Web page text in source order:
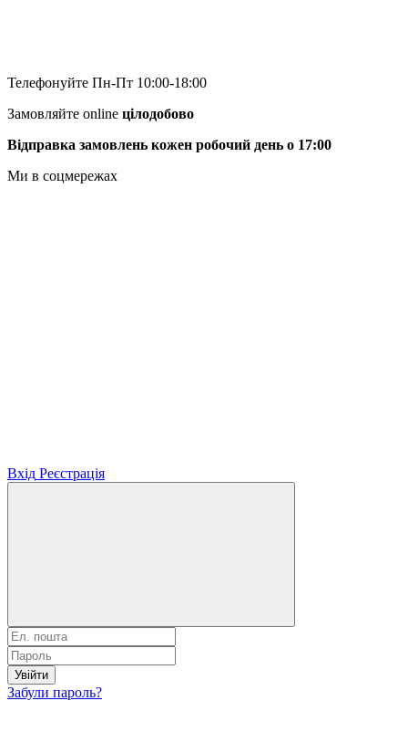
Телефонуйте Пн-Пт 10:00-18:00
Замовляйте online цілодобово
Відправка замовлень кожен робочий день о 17:00
Ми в соцмережах
Вхід Реєстрація
Увійти
Забули пароль?